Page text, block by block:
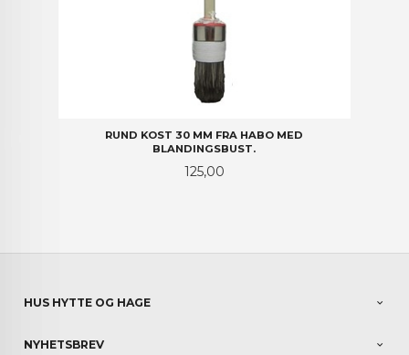
RUND KOST 30 MM FRA HABO MED
BLANDINGSBUST.
Pris
125,00
HUS HYTTE OG HAGE
NYHETSBREV